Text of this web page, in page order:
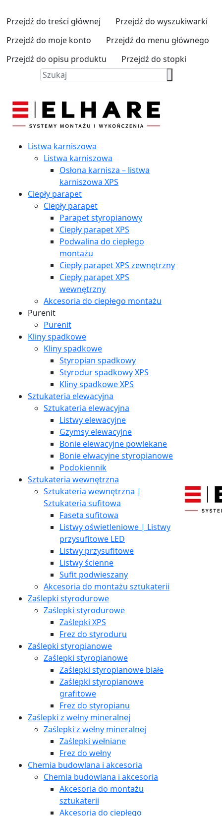
Przejdź do treści głównej
Przejdź do wyszukiwarki
Przejdź do moje konto
Przejdź do menu głównego
Przejdź do opisu produktu
Przejdź do stopki
Listwa karniszowa
Listwa karniszowa
Osłona karnisza – listwa
karniszowa XPS
Ciepły parapet
Ciepły parapet
Parapet styropianowy
Ciepły parapet XPS
Podwalina do ciepłego
montażu
Ciepły parapet XPS zewnętrzny
Ciepły parapet XPS
wewnętrzny
Akcesoria do ciepłego montażu
Purenit
Purenit
Kliny spadkowe
Kliny spadkowe
Styropian spadkowy
Styrodur spadkowy XPS
Kliny spadkowe XPS
Sztukateria elewacyjna
Sztukateria elewacyjna
Listwy elewacyjne
Gzymsy elewacyjne
Bonie elewacyjne powlekane
Bonie elwacyjne styropianowe
Podokiennik
Sztukateria wewnętrzna
Sztukateria wewnętrzna |
Sztukateria sufitowa
Faseta sufitowa
Listwy oświetleniowe | Listwy
przysufitowe LED
Listwy przysufitowe
Listwy ścienne
Sufit podwieszany
Akcesoria do montażu sztukaterii
Zaślepki styrodurowe
Zaślepki styrodurowe
Zaślepki XPS
Frez do styroduru
Zaślepki styropianowe
Zaślepki styropianowe
Zaślepki styropianowe białe
Zaślepki styropianowe
grafitowe
Frez do styropianu
Zaślepki z wełny mineralnej
Zaślepki z wełny mineralnej
Zaślepki wełniane
Frez do wełny
Chemia budowlana i akcesoria
Chemia budowlana i akcesoria
Akcesoria do montażu
sztukaterii
Akcesoria do ciepłego